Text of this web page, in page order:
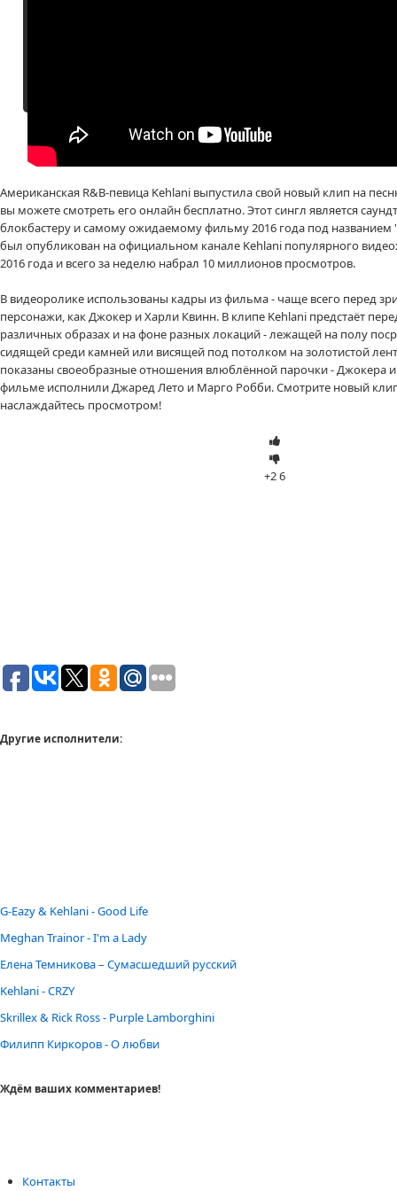
Американская R&B-певица Kehlani выпустила свой новый клип на
вы можете смотреть его онлайн бесплатно. Этот сингл является
блокбастеру и самому ожидаемому фильму 2016 года под
был опубликован на официальном канале Kehlani популярного
2016 года и всего за неделю набрал 10 миллионов просмотров.
В видеоролике использованы кадры из фильма - чаще всего перед
персонажи, как Джокер и Харли Квинн. В клипе Kehlani предстаёт
различных образах и на фоне разных локаций - лежащей на полу
сидящей среди камней или висящей под потолком на золотистой
показаны своеобразные отношения влюблённой парочки - Джокера
фильме исполнили Джаред Лето и Марго Робби. Смотрите новый
наслаждайтесь просмотром!
+26
Другие исполнители:
G-Eazy & Kehlani - Good Life
Meghan Trainor - I'm a Lady
Елена Темникова – Сумасшедший русский
Kehlani - CRZY
Skrillex & Rick Ross - Purple Lamborghini
Филипп Киркоров - О любви
Ждём ваших комментариев!
Контакты